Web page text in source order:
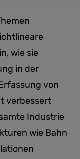
wie sie
in der
von
verbessert
Industrie
wie Bahn